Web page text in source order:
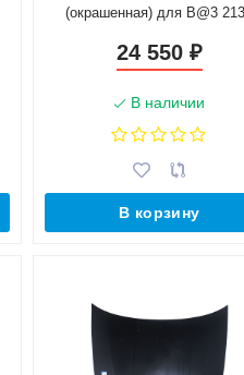
(окрашенная) для B@3
24 550 ₽
В наличии
В корзину